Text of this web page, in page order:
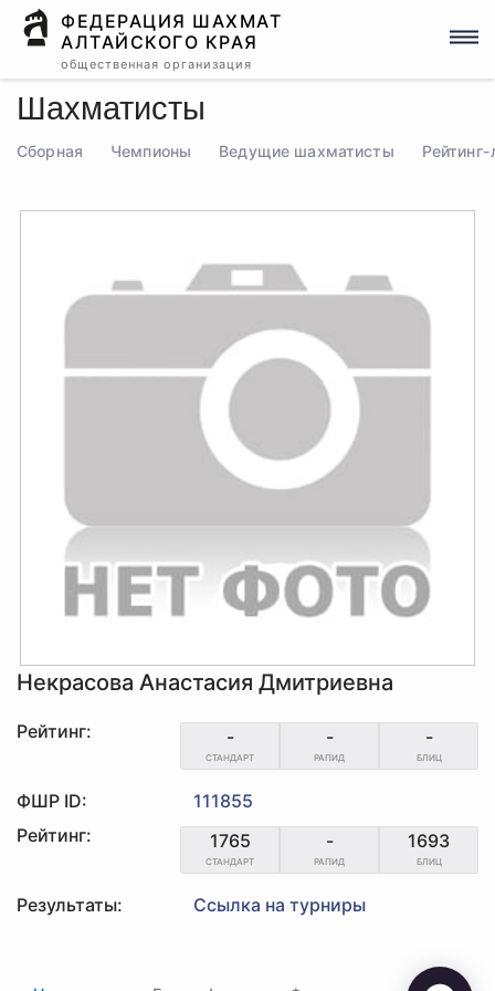
ФЕДЕРАЦИЯ ШАХМАТ
АЛТАЙСКОГО КРАЯ
общественная организация
Шахматисты
Сборная Чемпионы Ведущие шахматисты Рейтинг-
Некрасова Анастасия Дмитриевна
Рейтинг: -
СТАНДАРТ
-
РАПИД
-
БЛИЦ
ФШР ID:
111855
Рейтинг:
1765
СТАНДАРТ
-
РАПИД
1693
БЛИЦ
Результаты: Ссылка на турниры